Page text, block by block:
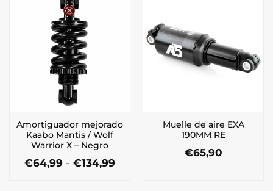
Amortiguador mejorado
Kaabo Mantis / Wolf
Warrior X – Negro
€64,99 - €134,99Rango
Muelle de aire EXA
190MM RE
€65,90